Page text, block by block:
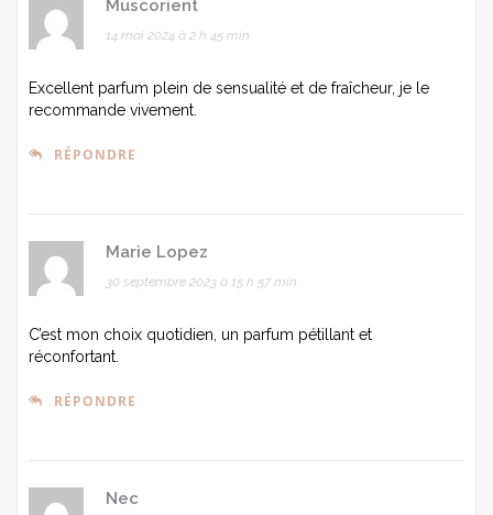
Muscorient
14 mai 2024 à 2 h 45 min
Excellent parfum plein de sensualité et de fraîcheur, je le
recommande vivement.
RÉPONDRE
Marie Lopez
30 septembre 2023 à 15 h 57 min
C’est mon choix quotidien, un parfum pétillant et
réconfortant.
RÉPONDRE
Nec